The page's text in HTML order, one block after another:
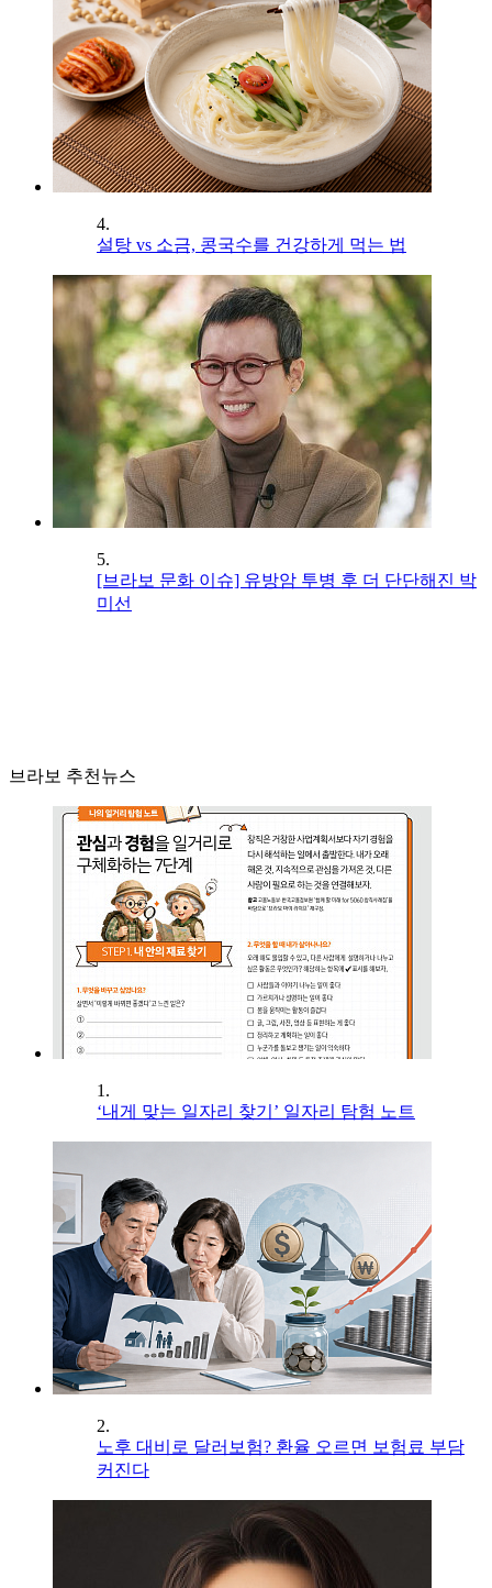
4.
설탕 vs 소금, 콩국수를 건강하게 먹는 법
5.
[브라보 문화 이슈] 유방암 투병 후 더 단단해진 박
미선
브라보 추천뉴스
1.
‘내게 맞는 일자리 찾기’ 일자리 탐험 노트
2.
노후 대비로 달러보험? 환율 오르면 보험료 부담
커진다